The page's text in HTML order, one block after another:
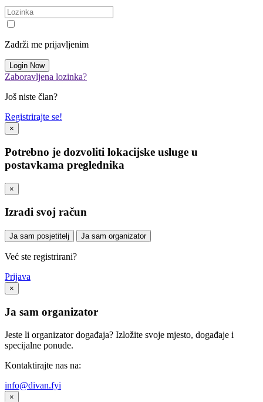
Zadrži me prijavljenim
Zaboravljena lozinka?
Još niste član?
Registrirajte se!
×
Potrebno je dozvoliti lokacijske usluge u
postavkama preglednika
×
Izradi svoj račun
Ja sam posjetitelj Ja sam organizator
Već ste registrirani?
Prijava
×
Ja sam organizator
Jeste li organizator događaja? Izložite svoje mjesto, događaje i
specijalne ponude.
Kontaktirajte nas na:
info@divan.fyi
×